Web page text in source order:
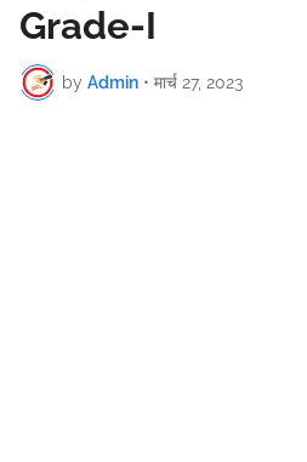
Grade-I
by Admin • मार्च 27, 2023